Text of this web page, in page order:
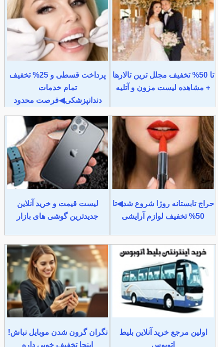
تا 50% تخفیف مجلل ترین تالارها
+ مشاهده لیست مزون و آتلیه
پرداخت قسطی و 25% تخفیف
تمام خدمات
دندانپزشکی◀فرصت محدود
حراج تابستانه روژا شروع شد◀تا
50% تخفیف لوازم آرایشی
لیست قیمت و خرید آنلاین
جدیدترین گوشی های بازار
اولین مرجع خرید آنلاین بلیط
اتوبوس
نگران گرون شدن موبایل نباش!
اینجا تخفیف خوبی داره